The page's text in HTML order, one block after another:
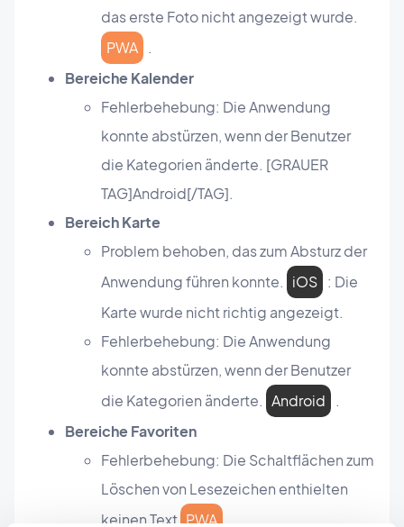
das erste Foto nicht angezeigt wurde.
PWA
.
Bereiche Kalender
Fehlerbehebung: Die Anwendung
konnte abstürzen, wenn der Benutzer
die Kategorien änderte. [GRAUER
TAG]Android[/TAG].
Bereich Karte
Problem behoben, das zum Absturz der
Anwendung führen konnte. iOS : Die
Karte wurde nicht richtig angezeigt.
Fehlerbehebung: Die Anwendung
konnte abstürzen, wenn der Benutzer
die Kategorien änderte. Android
.
Bereiche Favoriten
Fehlerbehebung: Die Schaltflächen zum
Löschen von Lesezeichen enthielten
keinen Text PWA